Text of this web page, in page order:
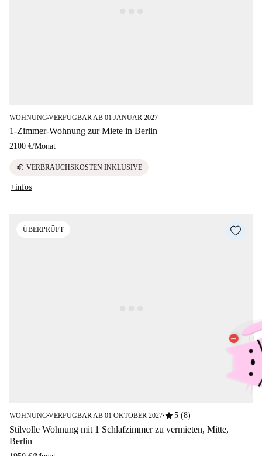
WOHNUNG■VERFÜGBAR AB 01 JANUAR 2027
1-Zimmer-Wohnung zur Miete in Berlin
2100 €/Monat
euro VERBRAUCHSKOSTEN INKLUSIVE
+infos
ÜBERPRÜFT
WOHNUNG■VERFÜGBAR AB 01 OKTOBER 2027■star5 (8)
Stilvolle Wohnung mit 1 Schlafzimmer zu vermieten, Mitte,
Berlin